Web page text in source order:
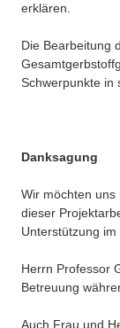
erklären.
Die Bearbeitung
Schwerpunkte in
Danksagung
Wir möchten uns
dieser
Unterstützung
Herrn Professor
Betreuung
Auch Frau und